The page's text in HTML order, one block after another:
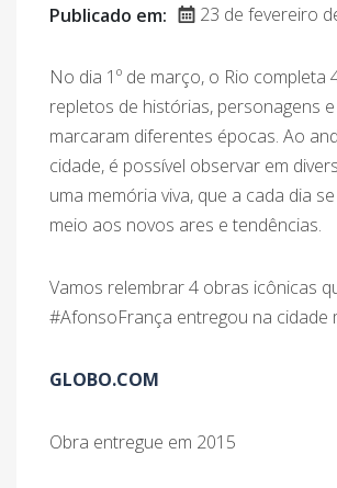
Publicado em: 23 de fevereiro
No dia 1º de março, o Rio completa
repletos de histórias, personagens
marcaram diferentes épocas. Ao
cidade, é possível observar em
uma memória viva, que a cada dia
meio aos novos ares e tendências.
Vamos relembrar 4 obras icônicas
#AfonsoFrança entregou na cidade
GLOBO.COM
Obra entregue em 2015